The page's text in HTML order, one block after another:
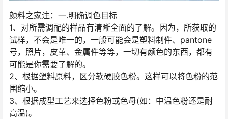
颜料之家注：一.明确调色目标
1、对所需调配的样品有清晰全面的了解。因为，所获取的
试样，不会是唯一的，一般可能会是塑料制件、pantone
号，照片，皮革、金属件等等，一切有颜色的东西，都有
可能是你需要了解的。
2、根据塑料原料，区分软硬胶色粉。这样可以将色粉的范
围缩小。
3、根据成型工艺来选择色粉或色母(如：中温色粉还是耐
高温)。